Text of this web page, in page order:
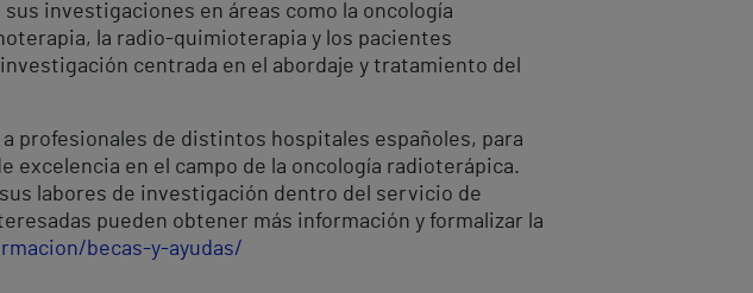
investigaciones en áreas como la oncología
la radio-quimioterapia y los pacientes
centrada en el abordaje y tratamiento del
profesionales de distintos hospitales españoles, para
excelencia en el campo de la oncología radioterápica.
labores de investigación dentro del servicio de
pueden obtener más información y formalizar la
becas-y-ayudas/